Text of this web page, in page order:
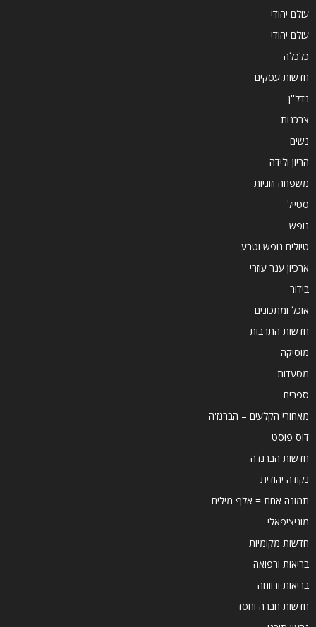
עולם יהודי
עולם יהודי
כלכלה
חדשות עסקים
נדל''ן
צרכנות
נשים
הריון ולידה
משפחה וזוגיות
סטייל
נופש
טיולים נופש וטבע
ארכיון ענר עוזרי
בידור
אוכל ומתכונים
חדשות התרבות
מוסיקה
מסעדות
ספרים
מאחורי הקלעים – הברנז'ה
דוס פוסט
חדשות הברנז'ה
נקודה יהודית
תמונה אחת = אלף מילים
מוניציפאלי
חדשות מקומיות
בריאות ורפואה
בריאות ורווחה
חדשות חברה וחסד